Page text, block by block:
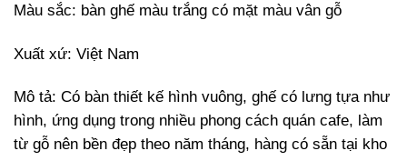
Màu sắc: bàn ghế màu trắng có mặt màu vân gỗ
Xuất xứ: Việt Nam
Mô tả: Có bàn thiết kế hình vuông, ghế có lưng tựa như
hình, ứng dụng trong nhiều phong cách quán cafe, làm
từ gỗ nên bền đẹp theo năm tháng, hàng có sẵn tại kho